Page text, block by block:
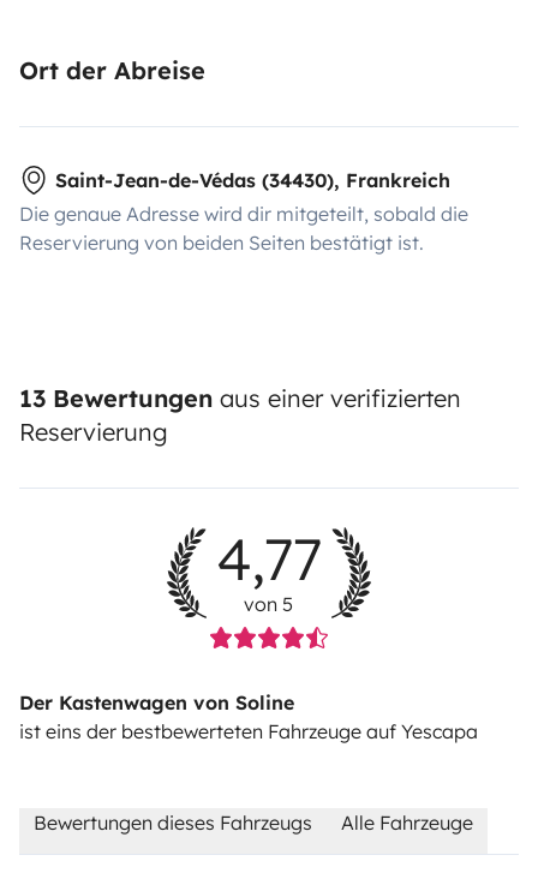
Ort der Abreise
Saint-Jean-de-Védas (34430), Frankreich
Die genaue Adresse wird dir mitgeteilt, sobald die
Reservierung von beiden Seiten bestätigt ist.
13 Bewertungen aus einer verifizierten
Reservierung
4,77
von 5
Der Kastenwagen von Soline
ist eins der bestbewerteten Fahrzeuge auf Yescapa
Bewertungen dieses Fahrzeugs Alle Fahrzeuge